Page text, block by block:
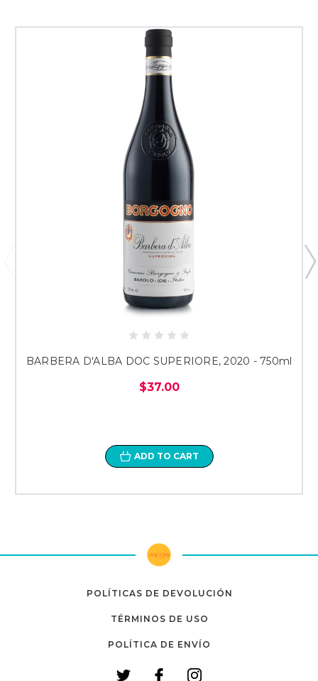
BARBERA D'ALBA DOC SUPERIORE, 2020 - 750ml
$37.00
ADD TO CART
POLÍTICAS DE DEVOLUCIÓN
TÉRMINOS DE USO
POLÍTICA DE ENVÍO